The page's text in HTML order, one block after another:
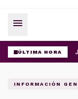
menu
ÚLTIMA HORA
INFORMACIÓN